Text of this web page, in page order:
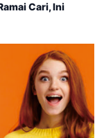
Cari, Ini